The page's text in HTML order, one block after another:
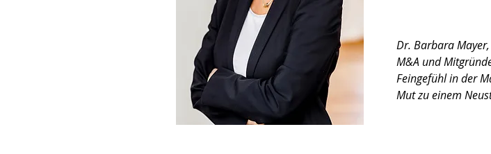
Dr. Barbara
M&A und
Feingefühl in der
Mut zu einem